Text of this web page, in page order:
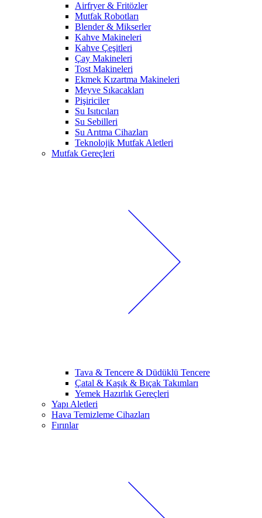
Airfryer & Fritözler
Mutfak Robotları
Blender & Mikserler
Kahve Makineleri
Kahve Çeşitleri
Çay Makineleri
Tost Makineleri
Ekmek Kızartma Makineleri
Meyve Sıkacakları
Pişiriciler
Su Isıtıcıları
Su Sebilleri
Su Arıtma Cihazları
Teknolojik Mutfak Aletleri
Mutfak Gereçleri
Tava & Tencere & Düdüklü Tencere
Çatal & Kaşık & Bıçak Takımları
Yemek Hazırlık Gereçleri
Yapı Aletleri
Hava Temizleme Cihazları
Fırınlar